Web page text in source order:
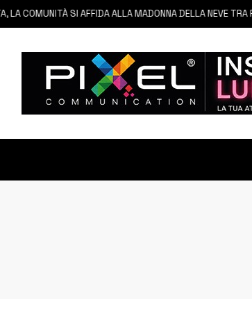
SI AFFIDA ALLA MADONNA DELLA NEVE TRA FEDE